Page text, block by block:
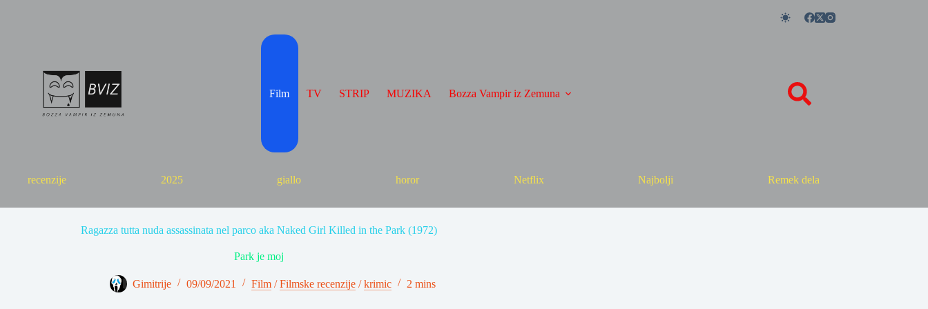
Film TV STRIP MUZIKA Bozza Vampir iz Zemuna
recenzije 2025 giallo horor Netflix Najbolji Remek dela
Ragazza tutta nuda assassinata nel parco aka Naked Girl Killed in the Park (1972)
Park je moj
Gimitrije 09/09/2021 Film /Filmske recenzije /krimic 2 mins